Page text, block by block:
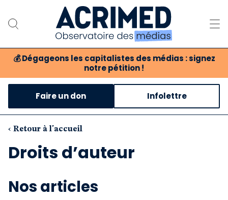
💰 Dégageons les capitalistes des médias : signez
notre pétition !
Notre association
Notre critique des médias
Nos propositions
Notre revue
Boutique
Faire un don Infolettre
‹ Retour à l'accueil
Droits d’auteur
Nos articles